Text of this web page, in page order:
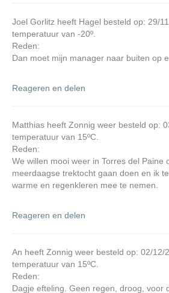
Joel Gorlitz heeft Hagel besteld op: 29/
temperatuur van -20º.
Reden:
Dan moet mijn manager naar buiten op
Reageren en delen
Matthias heeft Zonnig weer besteld op:
temperatuur van 15ºC.
Reden:
We willen mooi weer in Torres del Paine
meerdaagse trektocht gaan doen en ik
warme en regenkleren mee te nemen.
Reageren en delen
An heeft Zonnig weer besteld op: 02/12/
temperatuur van 15ºC.
Reden:
Dagje efteling. Geen regen, droog, voor